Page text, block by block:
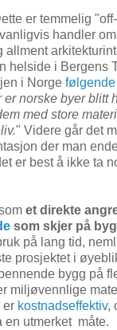
er temmelig
handler
allment
helside i Bergens
i Norge
er norske byer blitt
med store
" Videre går det
der man
er best å ikke ta
et direkte
som skjer på
på lang tid,
prosjektet i
bygg på
miljøvennlige
er kostnadseffektiv,
en utmerket måte.